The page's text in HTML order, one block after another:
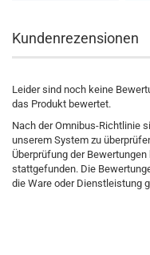
Kundenrezensionen
Leider sind noch keine
das Produkt bewertet.
Nach der Omnibus-Richtlinie
unserem System zu
Überprüfung der
stattgefunden. Die
die Ware oder Dienstleistung